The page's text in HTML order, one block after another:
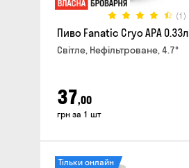
(1)
Пиво Fanatic Cryo APA 0.33л
Світле, Нефільтроване, 4.7°
37,00
грн за 1 шт
Тільки онлайн